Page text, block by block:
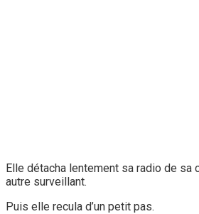
Elle détacha lentement sa radio de sa
autre surveillant.
Puis elle recula d’un petit pas.